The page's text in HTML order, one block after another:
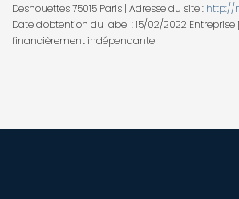
Desnouettes 75015 Paris | Adresse du site : http://
Date d'obtention du label : 15/02/2022
financièrement indépendante